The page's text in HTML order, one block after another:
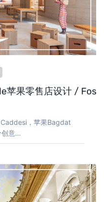
苹果零售店设计 /
，苹果Bagdat
创意…